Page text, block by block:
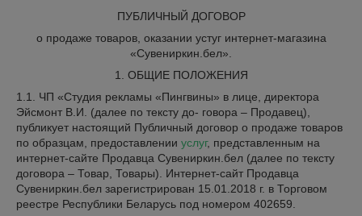
ПУБЛИЧНЫЙ ДОГОВОР
о продаже товаров, оказании устуг интернет-магазина
«Сувениркин.бел».
1. ОБЩИЕ ПОЛОЖЕНИЯ
1.1. ЧП «Студия рекламы «Пингвины» в лице, директора
Эйсмонт В.И. (далее по тексту до- говора – Продавец),
публикует настоящий Публичный договор о продаже товаров
по образцам, предоставлении услуг, представленным на
интернет-сайте Продавца Сувениркин.бел (далее по тексту
договора – Товар, Товары). Интернет-сайт Продавца
Сувениркин.бел зарегистрирован 15.01.2018 г. в Торговом
реестре Республики Беларусь под номером 402659.